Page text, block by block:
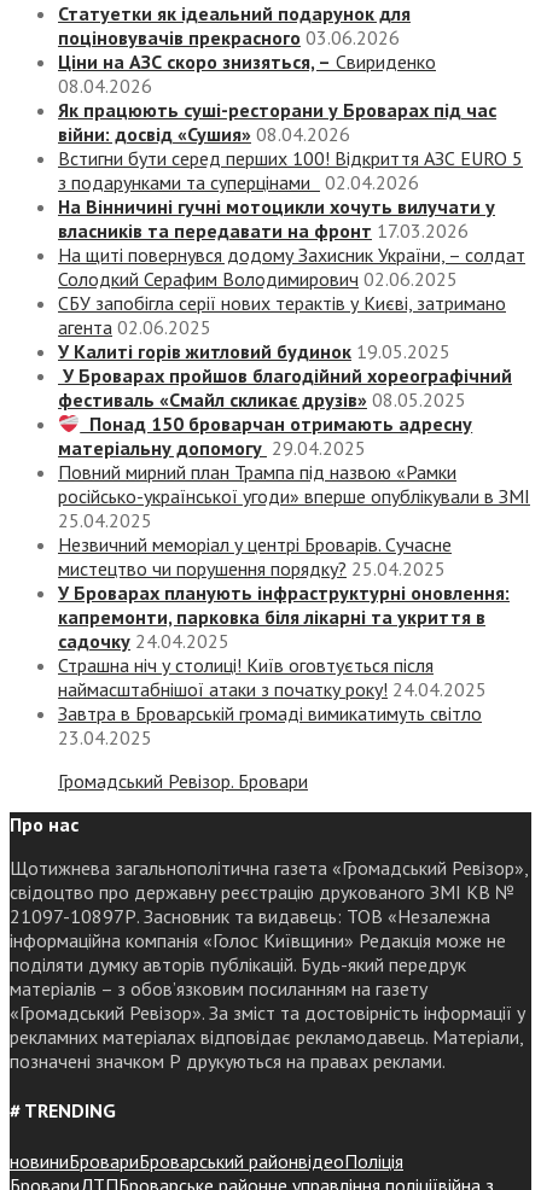
Статуетки як ідеальний подарунок для
поціновувачів прекрасного 03.06.2026
Ціни на АЗС скоро знизяться, – Свириденко
08.04.2026
Як працюють суші-ресторани у Броварах під час
війни: досвід «Сушия» 08.04.2026
Встигни бути серед перших 100! Відкриття АЗС EURO 5
з подарунками та суперцінами
02.04.2026
На Вінничині гучні мотоцикли хочуть вилучати у
власників та передавати на фронт 17.03.2026
На щиті повернувся додому Захисник України, – солдат
Солодкий Серафим Володимирович 02.06.2025
СБУ запобігла серії нових терактів у Києві, затримано
агента 02.06.2025
У Калиті горів житловий будинок 19.05.2025
У Броварах пройшов благодійний хореографічний
фестиваль «Смайл скликає друзів» 08.05.2025
Понад 150 броварчан отримають адресну
матеріальну допомогу 29.04.2025
Повний мирний план Трампа під назвою «‎Рамки
російсько-української угоди» вперше опублікували в ЗМІ
25.04.2025
Незвичний меморіал у центрі Броварів. Сучасне
мистецтво чи порушення порядку? 25.04.2025
У Броварах планують інфраструктурні оновлення:
капремонти, парковка біля лікарні та укриття в
садочку 24.04.2025
Страшна ніч у столиці! Київ оговтується після
наймасштабнішої атаки з початку року! 24.04.2025
Завтра в Броварській громаді вимикатимуть світло
23.04.2025
Громадський Ревізор. Бровари
Про нас
Щотижнева загальнополітична газета «Громадський Ревізор»,
свідоцтво про державну реєстрацію друкованого ЗМІ КВ №
21097-10897Р. Засновник та видавець: ТОВ «Незалежна
інформаційна компанія «Голос Київщини» Редакція може не
поділяти думку авторів публікацій. Будь-який передрук
матеріалів – з обов’язковим посиланням на газету
«Громадський Ревізор». За зміст та достовірність інформації у
рекламних матеріалах відповідає рекламодавець. Матеріали,
позначені значком Р друкуються на правах реклами.
# TRENDING
новиниБровариБроварський районвідеоПоліція
БровариДТПБроварське районне управління поліціївійна з